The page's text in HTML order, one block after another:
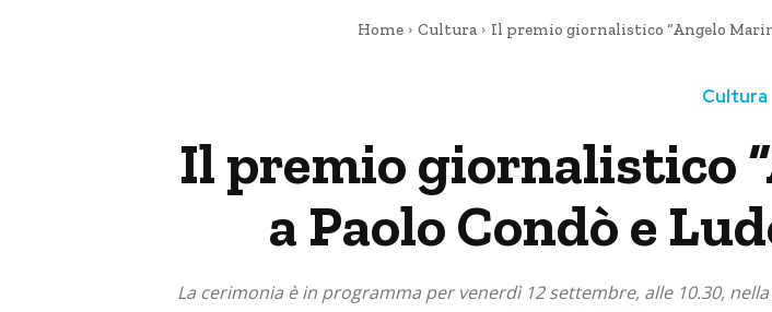
Home Cultura Il premio giornalistico “Angelo
Cultura
Il premio giornalistico
a Paolo Condò e
La cerimonia è in programma per venerdì 12 settembre, alle 10.30,